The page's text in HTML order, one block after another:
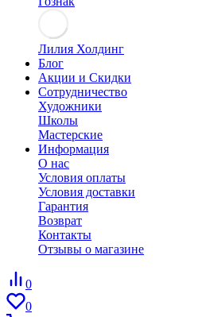
Лилия Холдинг
Блог
Акции и Скидки
Сотрудничество
Художники
Школы
Мастерские
Информация
О нас
Условия оплаты
Условия доставки
Гарантия
Возврат
Контакты
Отзывы о магазине
0
0